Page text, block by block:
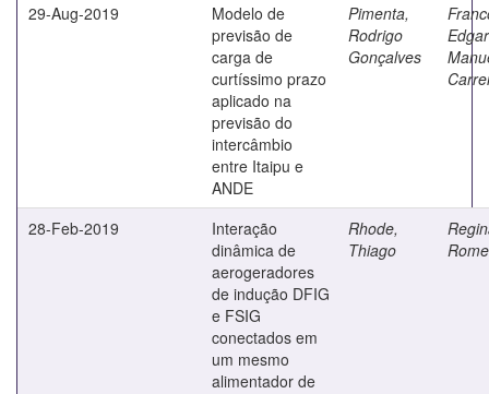
29-Aug-2019
Modelo de
previsão de
carga de
curtíssimo prazo
aplicado na
previsão do
intercâmbio
entre Itaipu e
ANDE
Pimenta,
Rodrigo
Gonçalves
Edgar
28-Feb-2019
Interação
dinâmica de
aerogeradores
de indução DFIG
e FSIG
conectados em
um mesmo
alimentador de
Rhode,
Thiago